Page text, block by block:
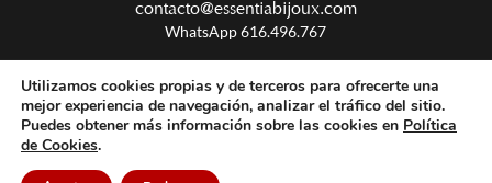
contacto@essentiabijoux.com
WhatsApp 616.496.767
Utilizamos cookies propias y de terceros para ofrecerte una
mejor experiencia de navegación, analizar el tráfico del sitio.
Puedes obtener más información sobre las cookies en Política
de Cookies.